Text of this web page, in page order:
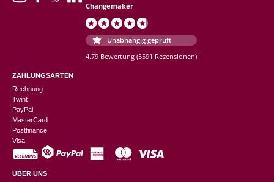
Changemaker
Unabhängig geprüft
4.79 Bewertung (5591 Rezensionen)
ZAHLUNGSARTEN
Rechnung
Twint
PayPal
MasterCard
Postfinance
Visa
ÜBER UNS